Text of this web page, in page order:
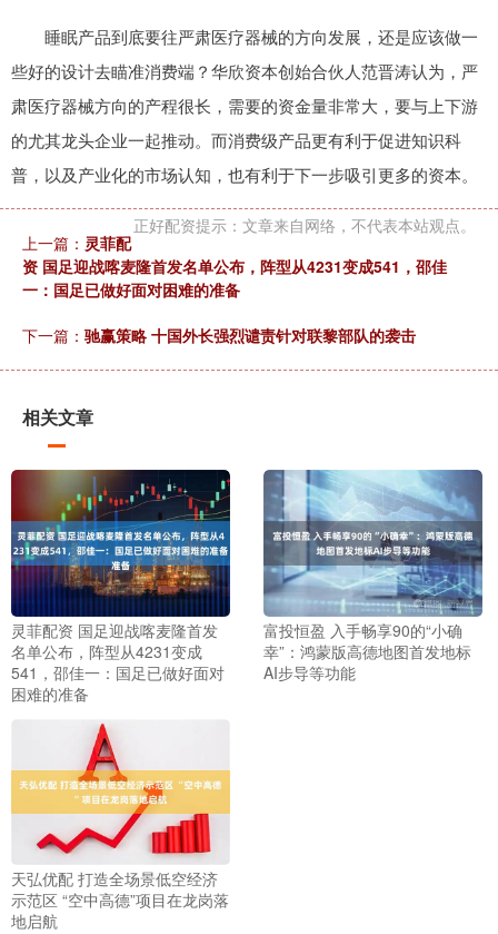
睡眠产品到底要往严肃医疗器械的方向发展，还是应该做一
些好的设计去瞄准消费端？华欣资本创始合伙人范晋涛认为，严
肃医疗器械方向的产程很长，需要的资金量非常大，要与上下游
的尤其龙头企业一起推动。而消费级产品更有利于促进知识科
普，以及产业化的市场认知，也有利于下一步吸引更多的资本。
正好配资提示：文章来自网络，不代表本站观点。
上一篇： 灵菲配
资 国足迎战喀麦隆首发名单公布，阵型从4231变成541，邵佳
一：国足已做好面对困难的准备
下一篇： 驰赢策略 十国外长强烈谴责针对联黎部队的袭击
相关文章
灵菲配资 国足迎战喀麦隆首发
名单公布，阵型从4231变成
541，邵佳一：国足已做好面对
困难的准备
富投恒盈 入手畅享90的“小确
幸”：鸿蒙版高德地图首发地标
AI步导等功能
天弘优配 打造全场景低空经济
示范区 “空中高德”项目在龙岗落
地启航